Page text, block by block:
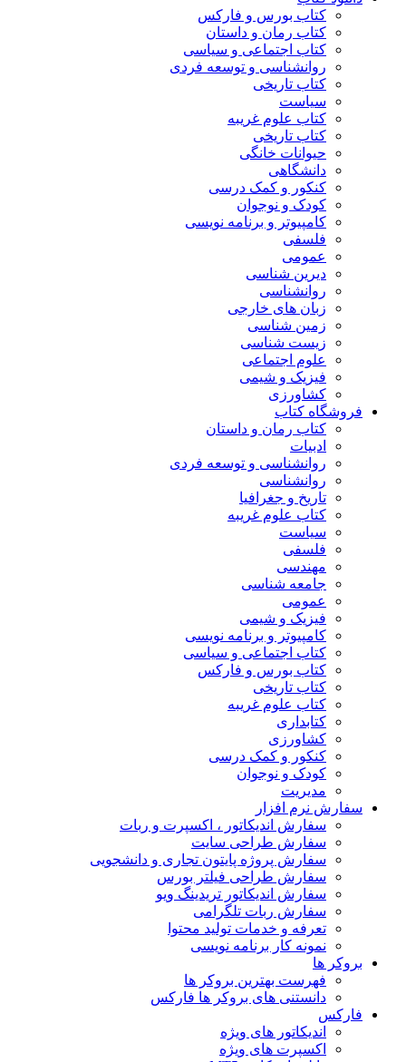
کتاب بورس و فارکس
کتاب رمان و داستان
کتاب اجتماعی و سیاسی
روانشناسی و توسعه فردی
کتاب تاریخی
سیاست
کتاب علوم غریبه
کتاب تاریخی
حیوانات خانگی
دانشگاهی
کنکور و کمک‌ درسی
کودک و نوجوان
کامپیوتر و برنامه نویسی
فلسفی
عمومی
دیرین شناسی
روانشناسی
زبان های خارجی
زمین شناسی
زیست شناسی
علوم اجتماعی
فیزیک و شیمی
کشاورزی
فروشگاه کتاب
کتاب رمان و داستان
ادبیات
روانشناسی و توسعه فردی
روانشناسی
تاریخ و جغرافیا
کتاب علوم غریبه
سیاست
فلسفی
مهندسی
جامعه شناسی
عمومی
فیزیک و شیمی
کامپیوتر و برنامه نویسی
کتاب اجتماعی و سیاسی
کتاب بورس و فارکس
کتاب تاریخی
کتاب علوم غریبه
کتابداری
کشاورزی
کنکور و کمک‌ درسی
کودک و نوجوان
مدیریت
سفارش نرم افزار
سفارش اندیکاتور ، اکسپرت و ربات
سفارش طراحی سایت
سفارش پروژه پایتون تجاری و دانشجویی
سفارش طراحی فیلتر بورس
سفارش اندیکاتور تریدینگ ویو
سفارش ربات تلگرامی
تعرفه و خدمات تولید محتوا
نمونه کار برنامه نویسی
بروکر ها
فهرست بهترین بروکر ها
دانستنی های بروکر ها فارکس
فارکس
اندیکاتور های ویژه
اکسپرت های ویژه